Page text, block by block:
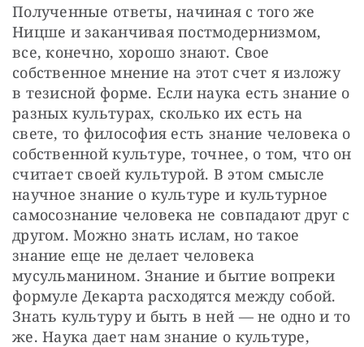
Полученные ответы, начиная с того же
Ницше и заканчивая постмодернизмом,
все, конечно, хорошо знают. Свое
собственное мнение на этот счет я изложу
в тезисной форме. Если наука есть знание о
разных культурах, сколько их есть на
свете, то философия есть знание человека о
собственной культуре, точнее, о том, что он
считает своей культурой. В этом смысле
научное знание о культуре и культурное
самосознание человека не совпадают друг с
другом. Можно знать ислам, но такое
знание еще не делает человека
мусульманином. Знание и бытие вопреки
формуле Декарта расходятся между собой.
Знать культуру и быть в ней — не одно и то
же. Наука дает нам знание о культуре,